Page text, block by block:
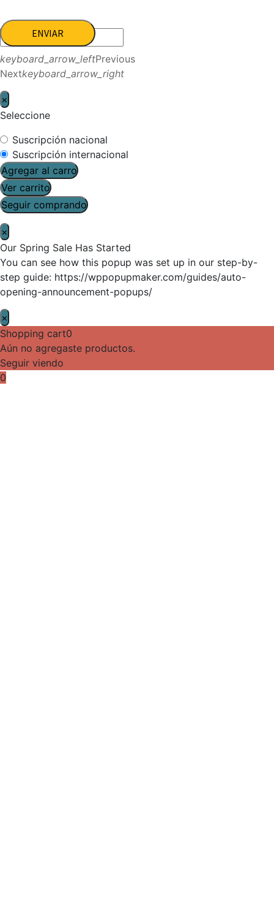
ENVIAR
keyboard_arrow_leftPrevious
Nextkeyboard_arrow_right
×
Seleccione
Suscripción nacional
Suscripción internacional
Agregar al carro
Ver carrito
Seguir comprando
×
Our Spring Sale Has Started
You can see how this popup was set up in our step-by-
step guide: https://wppopupmaker.com/guides/auto-
opening-announcement-popups/
×
Shopping cart0
Aún no agregaste productos.
Seguir viendo
0